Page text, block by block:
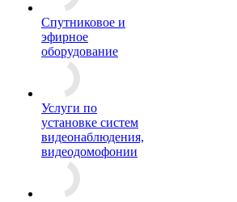
Спутниковое и
эфирное
оборудование
Услуги по
установке систем
видеонаблюдения,
видеодомофонии